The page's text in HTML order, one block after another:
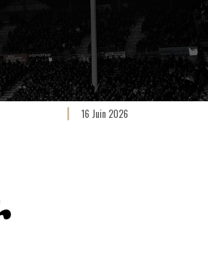
16 Juin 2026